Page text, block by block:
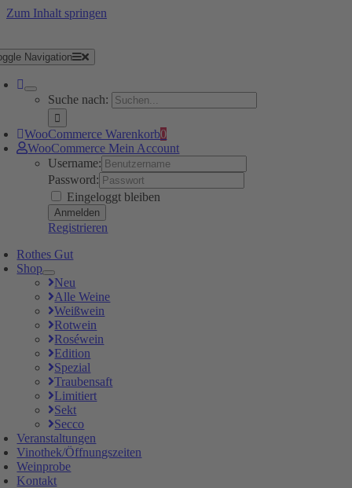
Zum Inhalt springen
Navigation
Suche nach:
WooCommerce Warenkorb0
WooCommerce Mein Account
Username:
Password:
Eingeloggt bleiben
Registrieren
Rothes Gut
Shop
Neu
Alle Weine
Weißwein
Rotwein
Roséwein
Edition
Spezial
Traubensaft
Limitiert
Sekt
Secco
Veranstaltungen
Vinothek/Öffnungszeiten
Weinprobe
Kontakt